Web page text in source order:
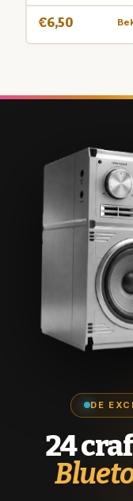
€6,50
DE
24